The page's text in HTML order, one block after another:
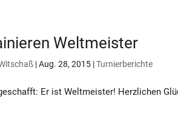
Weltmeister
|Aug. 28, 2015 |Turnierberichte
Er ist Weltmeister! Herzlichen